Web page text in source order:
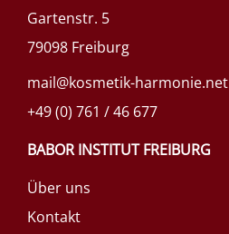
Gartenstr. 5
79098 Freiburg
mail@kosmetik-harmonie.net
+49 (0) 761 / 46 677
BABOR INSTITUT FREIBURG
Über uns
Kontakt